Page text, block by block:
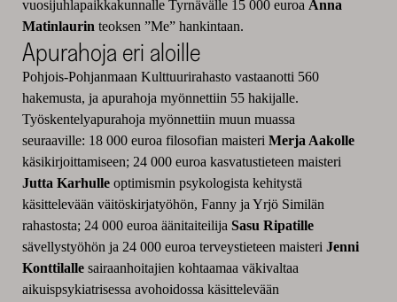
vuosijuhlapaikkakunnalle Tyrnävälle 15 000 euroa Anna
Matinlaurin teoksen ”Me” hankintaan.
Apurahoja eri aloille
Pohjois-Pohjanmaan Kulttuurirahasto vastaanotti 560
hakemusta, ja apurahoja myönnettiin 55 hakijalle.
Työskentelyapurahoja myönnettiin muun muassa
seuraaville: 18 000 euroa filosofian maisteri Merja Aakolle
käsikirjoittamiseen; 24 000 euroa kasvatustieteen maisteri
Jutta Karhulleoptimismin psykologista kehitystä
käsittelevään väitöskirjatyöhön, Fanny ja Yrjö Similän
rahastosta; 24 000 euroa äänitaiteilija Sasu Ripatille
sävellystyöhön ja 24 000 euroa terveystieteen maisteri Jenni
Konttilallesairaanhoitajien kohtaamaa väkivaltaa
aikuispsykiatrisessa avohoidossa käsittelevään